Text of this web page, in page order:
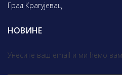
Град Крагујевац
НОВИНЕ
Унесите ваш email и ми ћемо